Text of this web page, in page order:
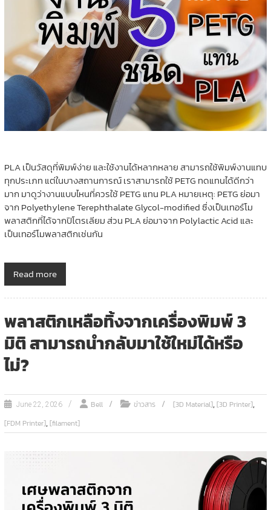
PLA เป็นวัสดุที่พิมพ์ง่าย และใช้งานได้หลากหลาย สามารถใช้พิมพ์งานแทบ
ทุกประเภท แต่ในบางสถานการณ์ เราสามารถใช้ PETG ทดแทนได้ดีกว่า
มาก มาดูว่างานแบบไหนที่ควรใช้ PETG แทน PLA หมายเหตุ: PETG ย่อมา
จาก Polyethylene Terephthalate Glycol-modified ซึ่งเป็นเทอร์โม
พลาสติกที่ได้จากปิโตรเลียม ส่วน PLA ย่อมาจาก Polylactic Acid และ
เป็นเทอร์โมพลาสติกเช่นกัน
Read more
พลาสติกเหลือทิ้งจากเครื่องพิมพ์ 3
มิติ สามารถนำกลับมาใช้ใหม่ได้หรือ
ไม่?
June 22, 2026 Bell ข่าวสาร [3D Material],[3D Printer],
[FDM Printer],[filament]